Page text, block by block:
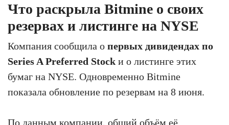
Что раскрыла Bitmine о своих
резервах и листинге на NYSE
Компания сообщила о первых дивидендах по
Series A Preferred Stock и о листинге этих
бумаг на NYSE. Одновременно Bitmine
показала обновление по резервам на 8 июня.
По данным компании, общий объём её